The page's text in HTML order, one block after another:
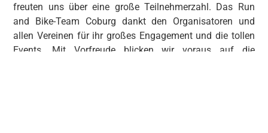
freuten uns über eine große Teilnehmerzahl. Das Run
and Bike-Team Coburg dankt den Organisatoren und
allen Vereinen für ihr großes Engagement und die tollen
Events. Mit Vorfreude blicken wir voraus auf die